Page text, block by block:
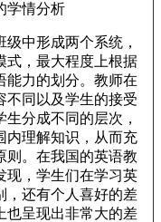
学情分析
中形成两个系统，
式，最大程度上根据
能力的划分。教师在
不同以及学生的接受
分成不同的层次，
内理解知识，从而充
则。在我国的英语教
现，学生们在学习英
，还有个人喜好的差
也呈现出非常大的差